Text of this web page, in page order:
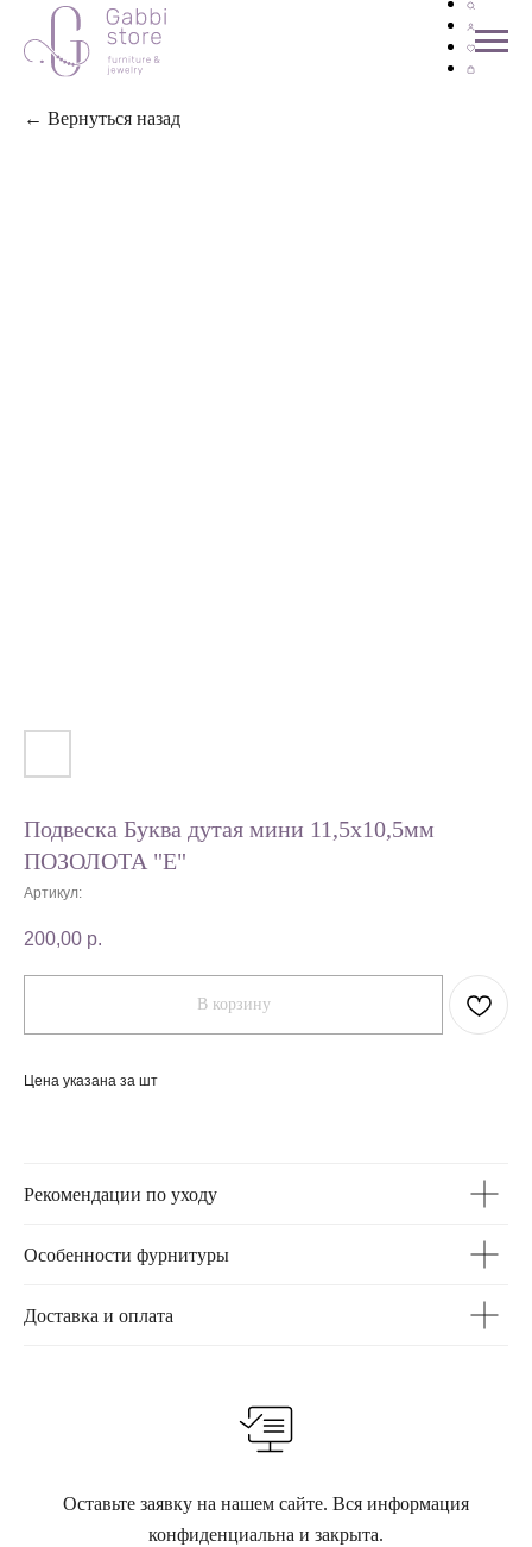
← Вернуться назад
Подвеска Буква дутая мини 11,5х10,5мм
ПОЗОЛОТА "E"
Артикул:
200,00 р.
В корзину
Цена указана за шт
Рекомендации по уходу
Особенности фурнитуры
Доставка и оплата
Оставьте заявку на нашем сайте. Вся информация
конфиденциальна и закрыта.